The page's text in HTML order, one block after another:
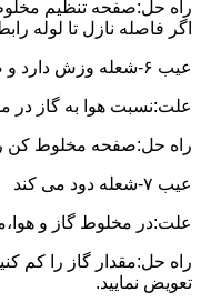
راه حل:صفحه تنظیم
اگر فاصله نازل تا لوله
عیب ۶-شعله وزش دارد و صدا می کند.
علت:نسبت هوا به گاز در
راه حل:صفحه مخلوط کن
عیب ۷-شعله دود می کند
علت:در مخلوط گاز و
راه حل:مقدار گاز را کم
تعویض نمایید.